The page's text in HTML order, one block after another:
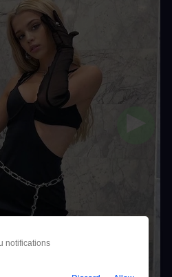
▶
notifications